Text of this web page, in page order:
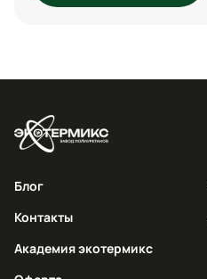
Блог
Контакты
Академия экотермикс